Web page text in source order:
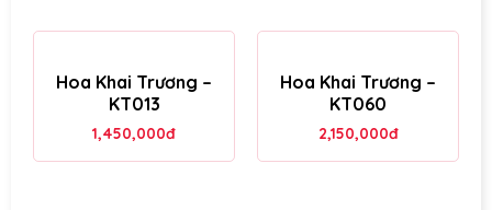
Hoa Khai Trương –
KT013
1,450,000đ
Hoa Khai Trương –
KT060
2,150,000đ